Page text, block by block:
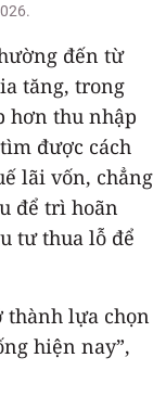
đến từ
tăng, trong
hơn thu nhập
được cách
lãi vốn, chẳng
để trì hoãn
tư thua lỗ để
thành lựa chọn
hiện nay”,